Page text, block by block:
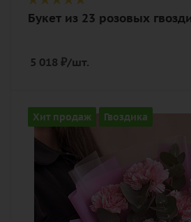
Букет из 23 розовых
5 018 ₽/шт.
Хит продаж Гвоздика
Количество
9
розовый
Описание
гвоздика (диантус),